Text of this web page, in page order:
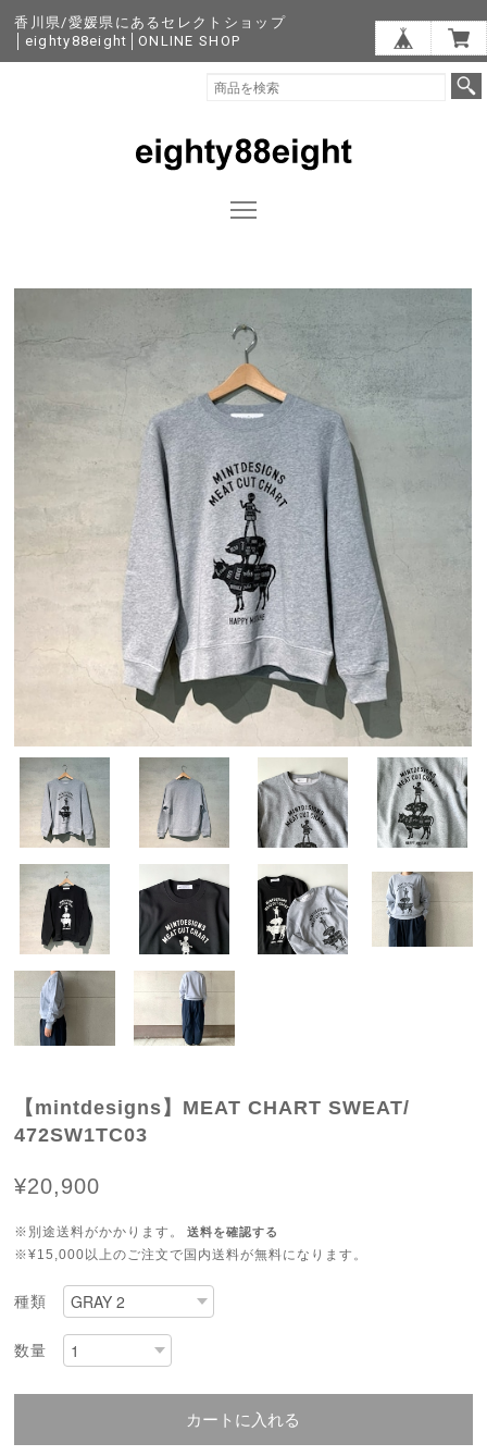
香川県/愛媛県にあるセレクトショップ
│eighty88eight│ONLINE SHOP
【mintdesigns】MEAT CHART SWEAT/
472SW1TC03
¥20,900
※別途送料がかかります。 送料を確認する
※¥15,000以上のご注文で国内送料が無料になります。
種類
数量
カートに入れる